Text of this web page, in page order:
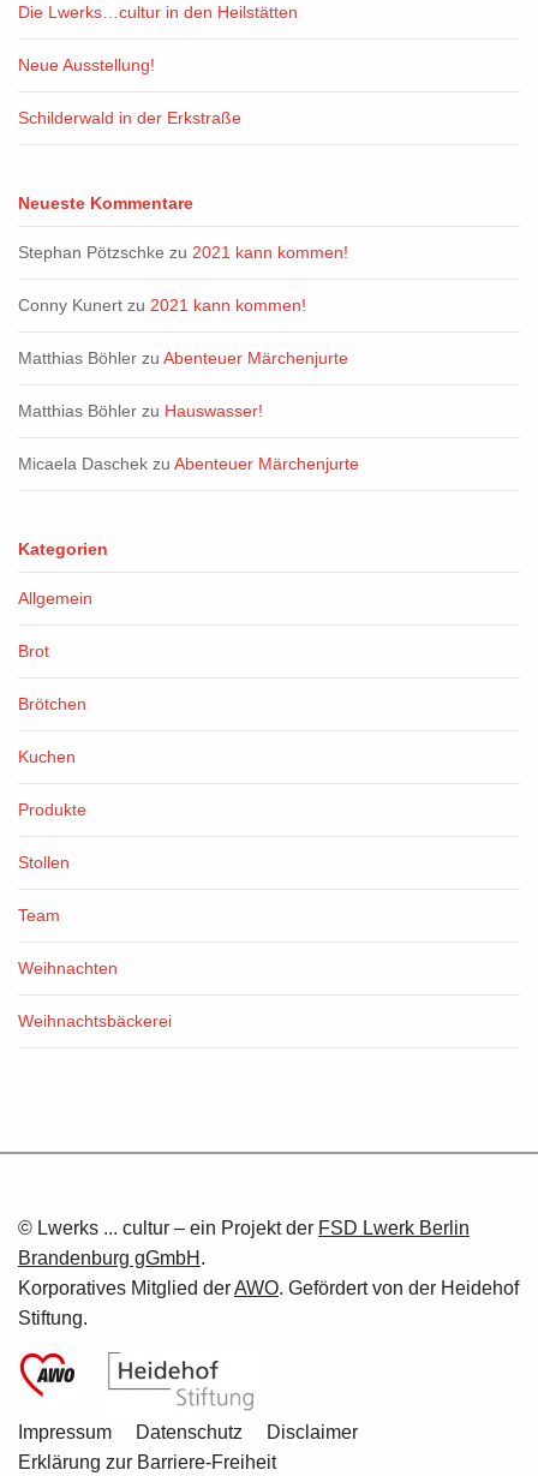
Die Lwerks…cultur in den Heilstätten
Neue Ausstellung!
Schilderwald in der Erkstraße
Neueste Kommentare
Stephan Pötzschke zu 2021 kann kommen!
Conny Kunert zu 2021 kann kommen!
Matthias Böhler zu Abenteuer Märchenjurte
Matthias Böhler zu Hauswasser!
Micaela Daschek zu Abenteuer Märchenjurte
Kategorien
Allgemein
Brot
Brötchen
Kuchen
Produkte
Stollen
Team
Weihnachten
Weihnachtsbäckerei
© Lwerks ... cultur – ein Projekt der FSD Lwerk Berlin
Brandenburg gGmbH .
Korporatives Mitglied derAWO. Gefördert von der Heidehof
Stiftung.
Impressum Datenschutz
Disclaimer
Erklärung zur Barriere-Freiheit